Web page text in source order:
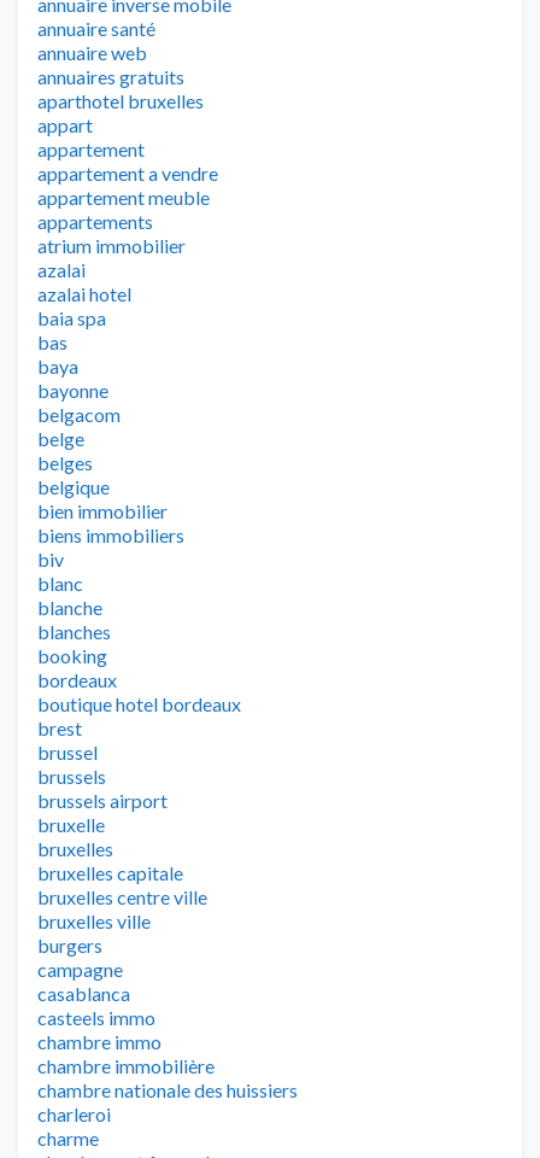
annuaire santé
annuaire web
annuaires gratuits
aparthotel bruxelles
appart
appartement
appartement a vendre
appartement meuble
appartements
atrium immobilier
azalai
azalai hotel
baia spa
bas
baya
bayonne
belgacom
belge
belges
belgique
bien immobilier
biens immobiliers
biv
blanc
blanche
blanches
booking
bordeaux
boutique hotel bordeaux
brest
brussel
brussels
brussels airport
bruxelle
bruxelles
bruxelles capitale
bruxelles centre ville
bruxelles ville
burgers
campagne
casablanca
casteels immo
chambre immo
chambre immobilière
chambre nationale des huissiers
charleroi
charme